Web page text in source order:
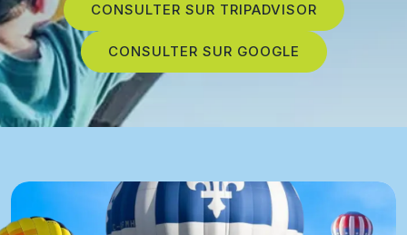
CONSULTER SUR TRIPADVISOR
CONSULTER SUR GOOGLE